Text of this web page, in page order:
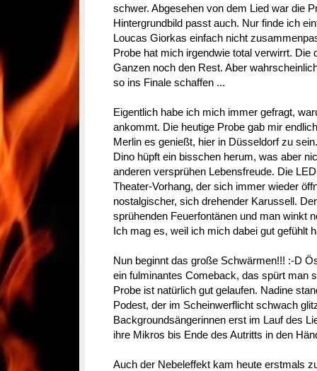
schwer. Abgesehen von dem Lied war die
Hintergrundbild passt auch. Nur finde ich
Loucas Giorkas einfach nicht
Probe hat mich irgendwie total verwirrt. Die
Ganzen noch den Rest. Aber
so ins Finale schaffen ...
Eigentlich habe ich mich immer gefragt,
ankommt. Die heutige Probe gab mir
Merlin es genießt, hier in Düsseldorf zu
Dino hüpft ein bisschen herum, was aber
anderen versprühen Lebensfreude. Die
Theater-Vorhang, der sich immer wieder
nostalgischer, sich drehender Karussell.
sprühenden Feuerfontänen und man winkt
Ich mag es, weil ich mich dabei gut gefühlt
Nun beginnt das große Schwärmen!!! :-D
ein fulminantes Comeback, das spürt man
Probe ist natürlich gut gelaufen. Nadine
Podest, der im Scheinwerflicht schwach
Backgroundsängerinnen erst im Lauf des
ihre Mikros bis Ende des Autritts in den
Auch der Nebeleffekt kam heute erstmals